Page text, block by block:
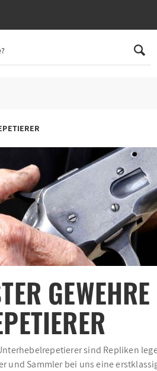
sind Repliken
und Sammler bei uns eine